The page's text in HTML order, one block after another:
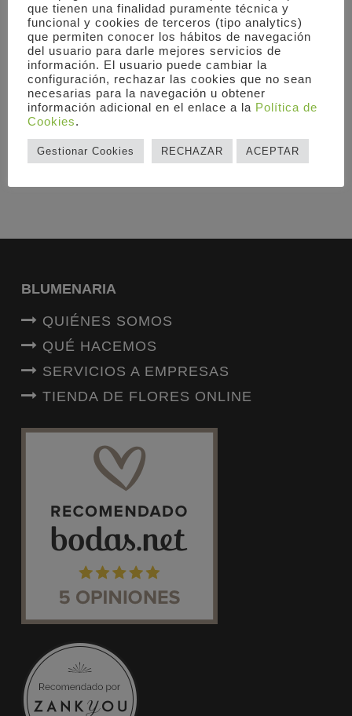
Rosas
Rojas
Bouquet
55,00€
–
80,00€
Floral en
Mimbre
50,00€
–
80,00€
Flores
Naturales
Bouquet
45,00
–
75,00€
CATEGORÍAS DE PRODUCTO
BLUMENARIA
QUIÉNES SOMOS
QUÉ HACEMOS
SERVICIOS A EMPRESAS
TIENDA DE FLORES ONLINE
que tienen una finalidad puramente técnica y
funcional y cookies de terceros (tipo analytics)
que permiten conocer los hábitos de navegación
del usuario para darle mejores servicios de
información. El usuario puede cambiar la
configuración, rechazar las cookies que no sean
necesarias para la navegación u obtener
información adicional en el enlace a la Política de
Cookies.
Gestionar Cookies RECHAZAR ACEPTAR